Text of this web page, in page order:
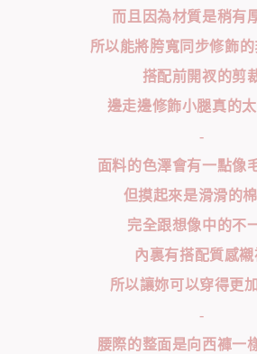
而且因為材質是稍有
所以能將胯寬同步修飾
搭配前開衩的剪
邊走邊修飾小腿真的
-
面料的色澤會有一點像
但摸起來是滑滑的
完全跟想像中的不
內裏有搭配質感襯
所以讓妳可以穿得更
-
腰際的整面是向西褲一